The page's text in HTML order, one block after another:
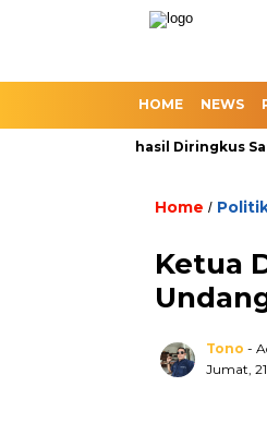
HOME NEWS
Slot Berhasil Diringkus
Home /
Ketua
Tono -
Jumat,